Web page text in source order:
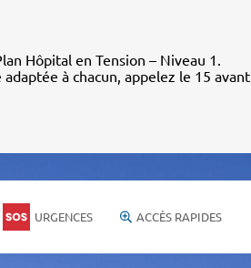
Hôpital en Tension – Niveau 1.
à chacun, appelez le 15 avant
URGENCES ACCÈS RAPIDES